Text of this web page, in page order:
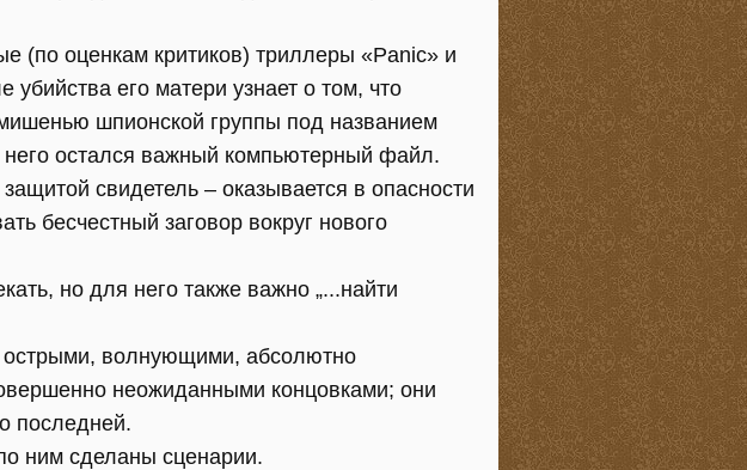
(по оценкам критиков) триллеры «Panic» и
его матери узнает о том, что
шпионской группы под названием
него остался важный компьютерный файл.
свидетель – оказывается в опасности
бесчестный заговор вокруг нового
но для него также важно „...найти
острыми, волнующими, абсолютно
неожиданными концовками; они
последней.
ним сделаны сценарии.